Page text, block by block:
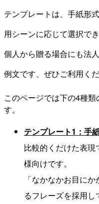
テンプレートは、手紙形
用シーンに応じて選択でき
個人から贈る場合にも法
例文です、ぜひご利用くだ
このページでは下の4種
す。
テンプレート1：手
比較的くだけた表
様向けです。
「なかなかお目に
るフレーズを採用し